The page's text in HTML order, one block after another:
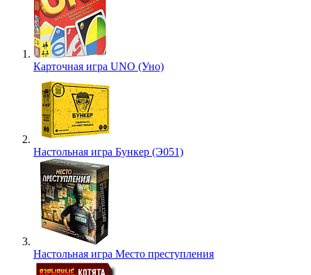
Карточная игра UNO (Уно)
Настольная игра Бункер (Э051)
Настольная игра Место преступления